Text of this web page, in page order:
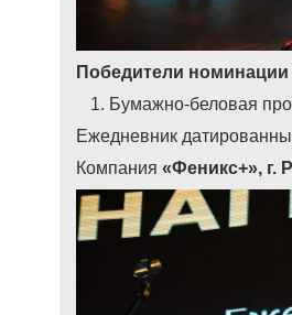
Победители номинации
Бумажно-беловая
Ежедневник
Компания «Феникс+», г.